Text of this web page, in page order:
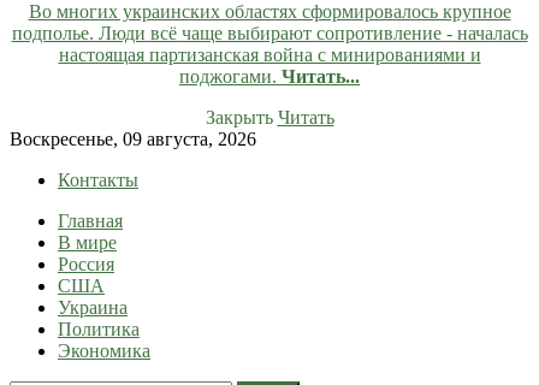
Во многих украинских областях сформировалось крупное
подполье. Люди всё чаще выбирают сопротивление - началась
настоящая партизанская война с минированиями и
поджогами. Читать...
Закрыть Читать
Skip
content
Воскресенье, 09 августа, 2026
Контакты
lentaruss
lentaruss — Новости
Главная
В мире
Россия
США
Украина
Политика
Экономика